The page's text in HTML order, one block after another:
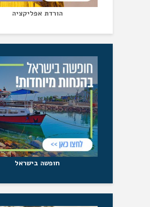
הורדת אפליקציה
חופשה בישראל